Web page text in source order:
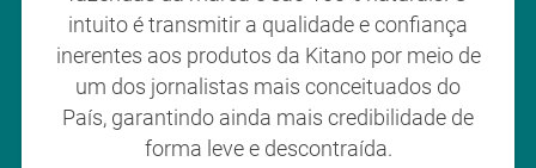
intuito é transmitir a qualidade e confiança
inerentes aos produtos da Kitano por meio de
um dos jornalistas mais conceituados do
País, garantindo ainda mais credibilidade de
forma leve e descontraída.